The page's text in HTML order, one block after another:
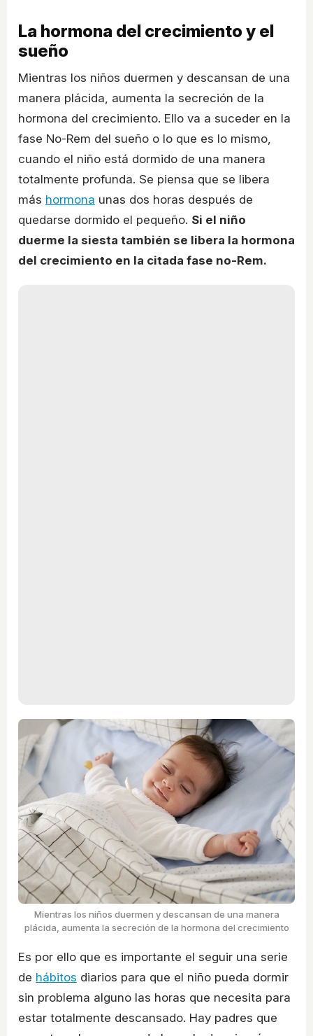
La hormona del crecimiento y el
sueño
Mientras los niños duermen y descansan de una
manera plácida, aumenta la secreción de la
hormona del crecimiento. Ello va a suceder en la
fase No-Rem del sueño o lo que es lo mismo,
cuando el niño está dormido de una manera
totalmente profunda. Se piensa que se libera
más hormona unas dos horas después de
quedarse dormido el pequeño. Si el niño
duerme la siesta también se libera la hormona
del crecimiento en la citada fase no-Rem.
Mientras los niños duermen y descansan de una manera
plácida, aumenta la secreción de la hormona del crecimiento
Es por ello que es importante el seguir una serie
de hábitos diarios para que el niño pueda dormir
sin problema alguno las horas que necesita para
estar totalmente descansado. Hay padres que